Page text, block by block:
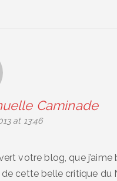
Caminade
at 13:46
votre blog, que
de cette belle critique du